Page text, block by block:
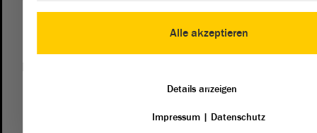
0391 / 560 - 0
landtag@lt.sachsen-anhalt.de
Mit diesem Kontaktformular senden Sie der Verwaltung des
Alle akzeptieren
Details anzeigen
Impressum | Datenschutz